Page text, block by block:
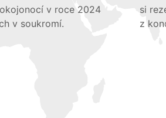
v roce 2024
v soukromí.
si
z